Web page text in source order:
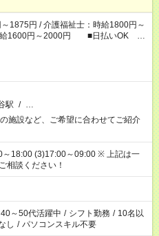
1875円 / 介護福祉士：時給1800円～
給1600円～2000円 ■日払いOK ■
1500円×8h）
駅 / …
設など、ご希望に合わせてご紹介
(3)17:00～09:00 ※ 上記は一
相談ください！
40～50代活躍中 / シフト勤務 / 10名以
し / パソコンスキル不要